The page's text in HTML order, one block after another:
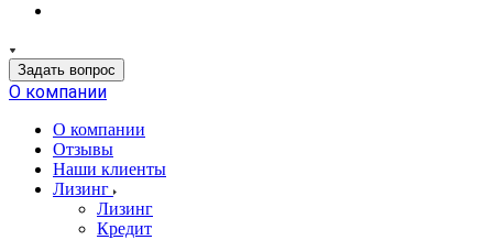
Задать вопрос
О компании
О компании
Отзывы
Наши клиенты
Лизинг
Лизинг
Кредит